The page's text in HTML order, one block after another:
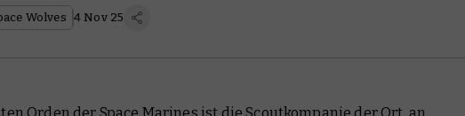
Wolves 4 Nov 25